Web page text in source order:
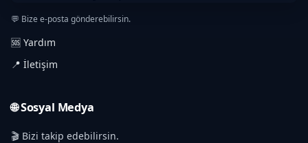
💬 Bize e-posta gönderebilirsin.
🆘 Yardım
📍 İletişim
🌐 Sosyal Medya
🎬 Bizi takip edebilirsin.